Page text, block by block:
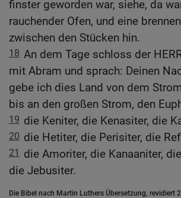
finster geworden war, siehe, da
rauchender Ofen, und eine
zwischen den Stücken hin.
18 An dem Tage schloss der
mit Abram und sprach: Deinen
gebe ich dies Land von dem
bis an den großen Strom, den
19 die Keniter, die Kenasiter, die
20 die Hetiter, die Perisiter, die
21
die Amoriter, die Kanaaniter,
die Jebusiter.
Die Bibel nach Martin Luthers Übersetzung, revidiert